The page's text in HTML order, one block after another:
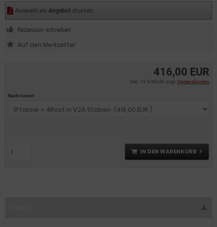
416,00 EUR
inkl. 19 % MwSt. zzgl. Versandkosten
Nachrüstset
IN DEN WARENKORB
Auswahl als Angebot drucken
Rezension schreiben